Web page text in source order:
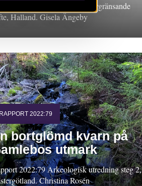
förundersökning i avgränsande
Halland. Gisela Ängeby
RAPPORT 2022:79
bortglömd kvarn på
utmark
2022:79 Arkeologisk utredning steg 2,
Christina Rosén